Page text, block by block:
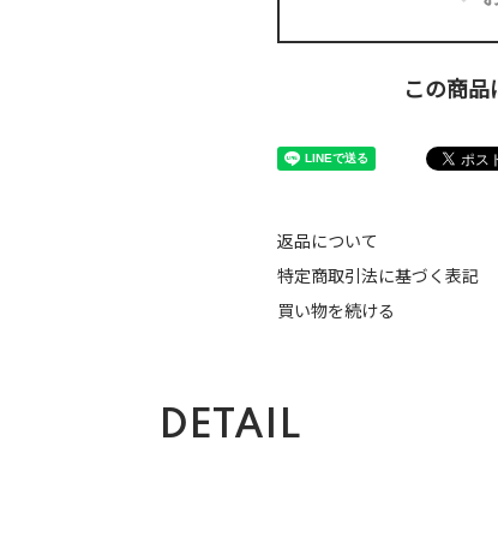
この商品
返品について
特定商取引法に基づく表記
買い物を続ける
DETAIL